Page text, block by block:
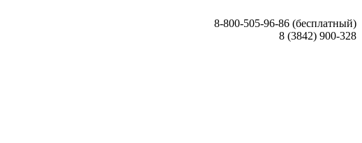
8-800-505-96-86 (бесплатный)
8 (3842) 900-328